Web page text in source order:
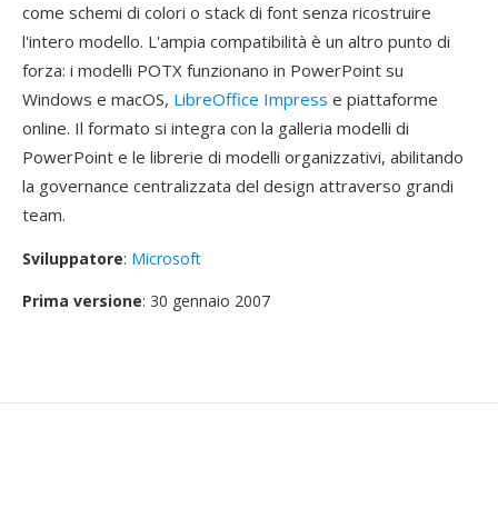
come schemi di colori o stack di font senza ricostruire
l'intero modello. L'ampia compatibilità è un altro punto di
forza: i modelli POTX funzionano in PowerPoint su
Windows e macOS, LibreOffice Impress e piattaforme
online. Il formato si integra con la galleria modelli di
PowerPoint e le librerie di modelli organizzativi, abilitando
la governance centralizzata del design attraverso grandi
team.
Sviluppatore: Microsoft
Prima versione: 30 gennaio 2007